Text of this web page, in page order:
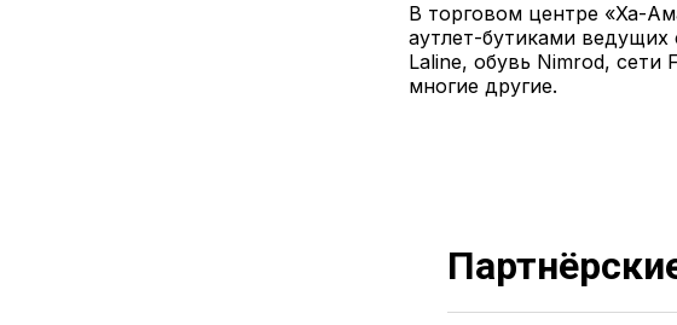
В торговом центре «Ха-
аутлет-бутиками ведущих
Laline, обувь Nimrod,
многие другие.